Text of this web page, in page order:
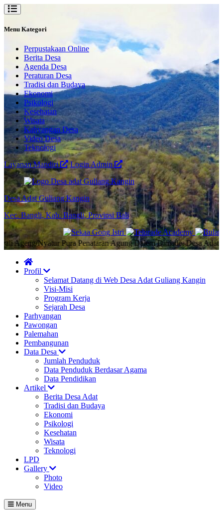
Menu Kategori
Perpustakaan Online
Berita Desa
Agenda Desa
Peraturan Desa
Tradisi dan Budaya
Ekonomi
Psikologi
Kesehatan
Wisata
Kahyangan Desa
Video Desa
Teknologi
Layanan Mandiri
Login Admin
Desa Adat Guliang Kangin
Kec. Bangli, Kab. Bangli, Provinsi Bali
Nyatur Pura Penataran Agung Dalem Dimade, Desa Adat
Profil
Selamat Datang di Web Desa Adat Guliang Kangin
Visi-Misi
Program Kerja
Sejarah Desa
Parhyangan
Pawongan
Palemahan
Pembangunan
Data Desa
Jumlah Penduduk
Data Penduduk Berdasar Agama
Data Pendidikan
Artikel
Berita Desa Adat
Tradisi dan Budaya
Ekonomi
Psikologi
Kesehatan
Wisata
Teknologi
LPD
Gallery
Photo
Video
Menu